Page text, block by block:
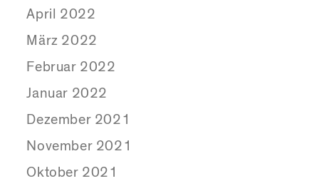
April 2022
März 2022
Februar 2022
Januar 2022
Dezember 2021
November 2021
Oktober 2021